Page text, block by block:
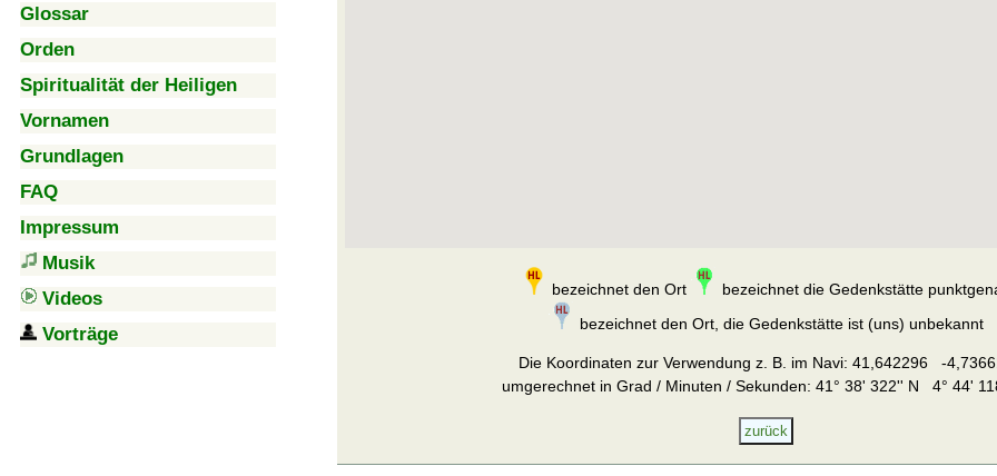
Glossar
Orden
Spiritualität der Heiligen
Vornamen
Grundlagen
FAQ
Impressum
Musik
Videos
Vorträge
bezeichnet den Ort
bezeichnet die Gedenkstätte
bezeichnet den Ort, die Gedenkstätte ist (uns) unbekannt
Die Koordinaten zur Verwendung z. B. im Navi: 41,642296 -
umgerechnet in Grad / Minuten / Sekunden: 41° 38' 322'' N 4° 44'